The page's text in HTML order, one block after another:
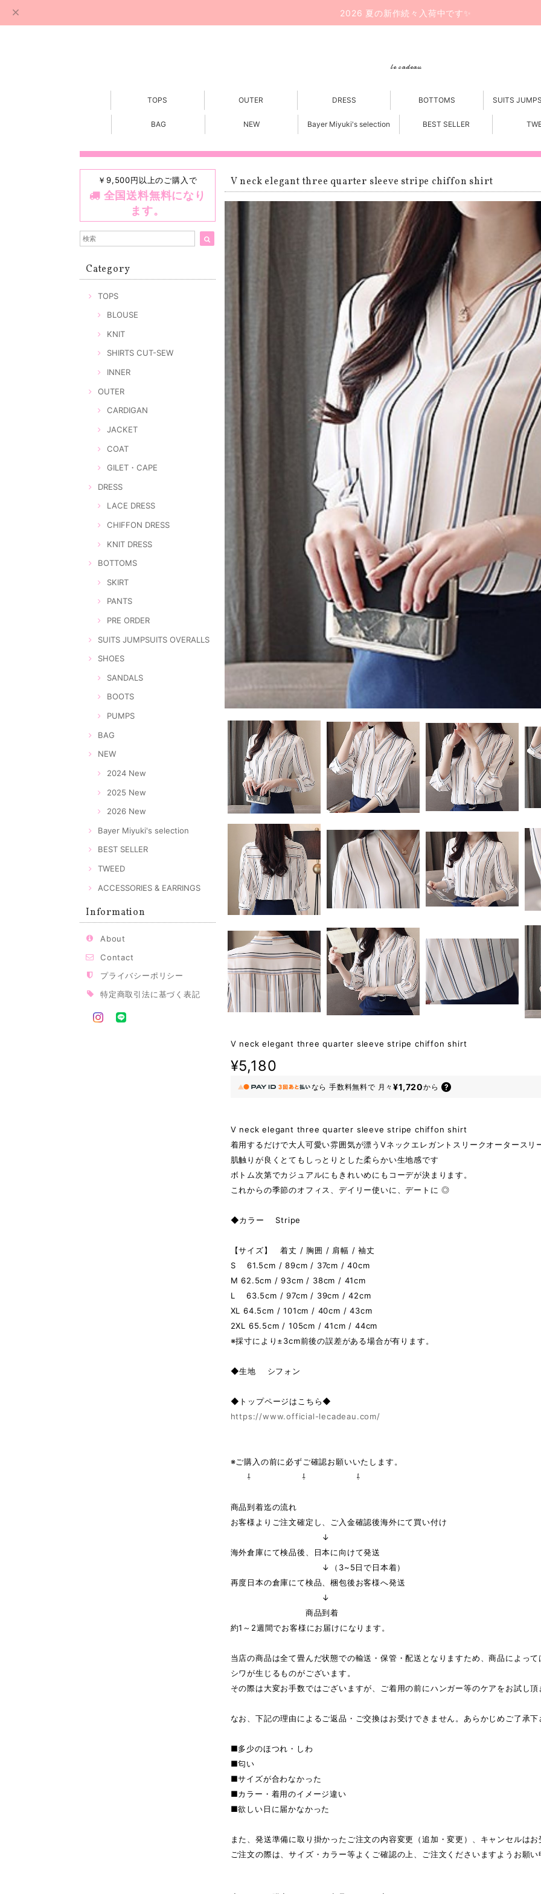
2026 夏の新作続々入荷中です✨
le cadeau
TOPS OUTER DRESS BOTTOMS SUITS
BAG NEW Bayer Miyuki's selection BEST SELLER
￥9,500円以上のご購入で
全国送料無料になり
ます。
Category
TOPS
BLOUSE
KNIT
SHIRTS CUT-SEW
INNER
OUTER
CARDIGAN
JACKET
COAT
GILET・CAPE
DRESS
LACE DRESS
CHIFFON DRESS
KNIT DRESS
BOTTOMS
SKIRT
PANTS
PRE ORDER
SUITS JUMPSUITS OVERALLS
SHOES
SANDALS
BOOTS
PUMPS
BAG
NEW
2024 New
2025 New
2026 New
Bayer Miyuki's selection
BEST SELLER
TWEED
ACCESSORIES & EARRINGS
Information
About
Contact
プライバシーポリシー
特定商取引法に基づく表記
V neck elegant three quarter sleeve stripe chiffon shirt
V neck elegant three quarter sleeve stripe chiffon shirt
¥5,180
なら 手数料無料で 月々¥1,720から
V neck elegant three quarter sleeve stripe chiffon shirt
着用するだけで大人可愛い雰囲気が漂うVネックエレガントスリークオータースリ
肌触りが良くとてもしっとりとした柔らかい生地感です
ボトム次第でカジュアルにもきれいめにもコーデが決まります。
これからの季節のオフィス、デイリー使いに、デートに ◎
◆カラー Stripe
【サイズ】 着丈 / 胸囲 / 肩幅 / 袖丈
S 61.5cm / 89cm / 37cm / 40cm
M 62.5cm / 93cm / 38cm / 41cm
L 63.5cm / 97cm / 39cm / 42cm
XL 64.5cm / 101cm / 40cm / 43cm
2XL 65.5cm / 105cm / 41cm / 44cm
※採寸により±3cm前後の誤差がある場合が有ります。
◆生地 シフォン
◆トップページはこちら◆
https://www.official-lecadeau.com/
※ご購入の前に必ずご確認お願いいたします。
⇩ ⇩ ⇩
商品到着迄の流れ
お客様よりご注文確定し、ご入金確認後海外にて買い付け
↓
海外倉庫にて検品後、日本に向けて発送
↓（3~5日で日本着）
再度日本の倉庫にて検品、梱包後お客様へ発送
↓
商品到着
約1～2週間でお客様にお届けになります。
当店の商品は全て畳んだ状態での輸送・保管・配送となりますため、商品によっ
シワが生じるものがございます。
その際は大変お手数ではございますが、ご着用の前にハンガー等のケアをお試し頂
なお、下記の理由によるご返品・ご交換はお受けできません。あらかじめご了承下
■多少のほつれ・しわ
■匂い
■サイズが合わなかった
■カラー・着用のイメージ違い
■欲しい日に届かなかった
また、発送準備に取り掛かったご注文の内容変更（追加・変更）、キャンセルはお
ご注文の際は、サイズ・カラー等よくご確認の上、ご注文くださいますようお願い